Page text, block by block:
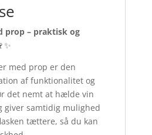
prop – praktisk og
med prop er den
af funktionalitet og
det nemt at hælde vin
giver samtidig mulighed
tættere, så du kan